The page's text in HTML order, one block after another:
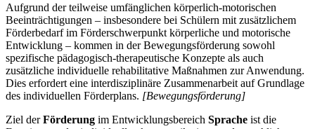
Aufgrund der teilweise umfänglichen körperlich-motorischen
Beeinträchtigungen – insbesondere bei Schülern mit zusätzlichem
Förderbedarf im Förderschwerpunkt körperliche und motorische
Entwicklung – kommen in der Bewegungsförderung sowohl
spezifische pädagogisch-therapeutische Konzepte als auch
zusätzliche individuelle rehabilitative Maßnahmen zur Anwendung.
Dies erfordert eine interdisziplinäre Zusammenarbeit auf Grundlage
des individuellen Förderplans. [Bewegungsförderung]
Ziel derFörderung im Entwicklungsbereich Sprache ist die